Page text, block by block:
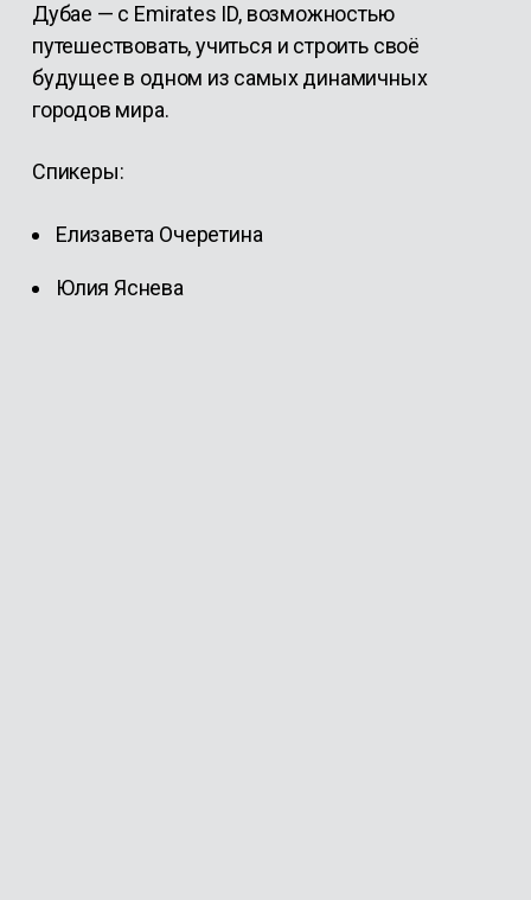
Дубае — с Emirates ID, возможностью
путешествовать, учиться и строить своё
будущее в одном из самых динамичных
городов мира.
Спикеры:
Елизавета Очеретина
Юлия Яснева